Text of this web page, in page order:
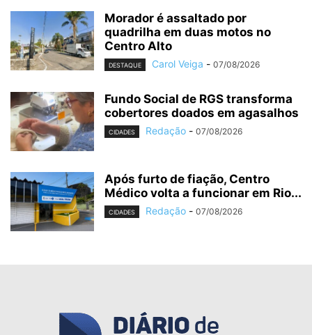
Morador é assaltado por
quadrilha em duas motos no
Centro Alto
DESTAQUE Carol Veiga - 07/08/2026
Fundo Social de RGS transforma
cobertores doados em agasalhos
CIDADES Redação - 07/08/2026
Após furto de fiação, Centro
Médico volta a funcionar em Rio...
CIDADES Redação - 07/08/2026